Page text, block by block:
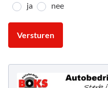
ja nee
Versturen